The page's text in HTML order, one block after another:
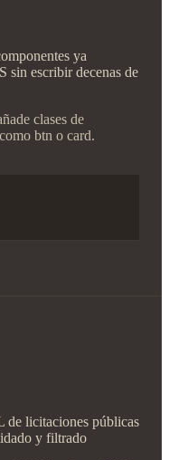
ya
sin escribir decenas de
clases de
btn o card.
de licitaciones públicas
y filtrado